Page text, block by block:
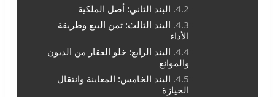
البند الثاني: أصل الملكية
البند الثالث: ثمن البيع وطريقة
الأداء
البند الرابع: خلو العقار من الديون
والموانع
البند الخامس: المعاينة وانتقال
الحيازة